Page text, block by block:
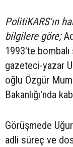
PolitiKARS'ın
bilgilere göre;
1993'te
gazeteci-yazar
oğlu Özgür
Bakanlığı'nda
Görüşmede
adli süreç ve